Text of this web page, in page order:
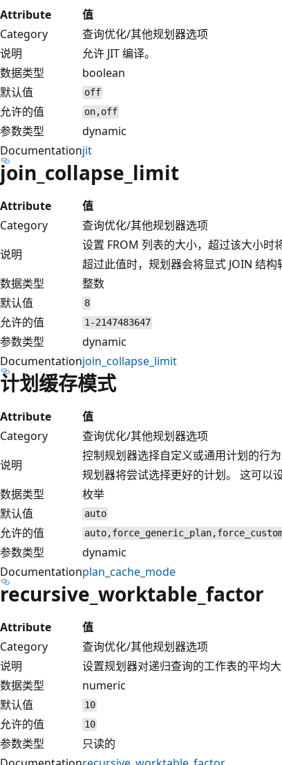
Attribute
值
Category
查询优化/其他规划器选项
说明
允许 JIT 编译。
数据类型
boolean
默认值
off
允许的值 on,off
参数类型
dynamic
Documentationjit
join_collapse_limit
Attribute
值
Category
查询优化/其他规划器选项
说明
设置 FROM 列表的大小，超过该大小时
超过此值时，规划器会将显式 JOIN 结构
数据类型
整数
默认值
8
允许的值 1-2147483647
参数类型
dynamic
Documentationjoin_collapse_limit
计划缓存模式
Attribute
值
Category
查询优化/其他规划器选项
说明
控制规划器选择自定义或通用计划的行
规划器将尝试选择更好的计划。 这可以
数据类型
枚举
默认值
auto
允许的值
参数类型
dynamic
Documentationplan_cache_mode
recursive_worktable_factor
Attribute
值
Category
查询优化/其他规划器选项
说明
设置规划器对递归查询的工作表的平均大
数据类型
numeric
默认值
10
允许的值 10
参数类型
只读的